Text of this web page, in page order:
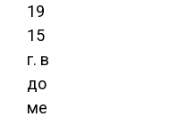
19
15
г. в
до
ме